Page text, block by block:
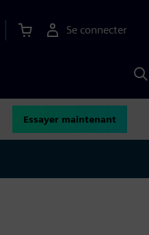
Se connecter
Essayer maintenant